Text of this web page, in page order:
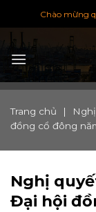
đến
nội
dung
Chào mừng
Trang chủ |
đồng cổ đông
Nghị
Đại hội